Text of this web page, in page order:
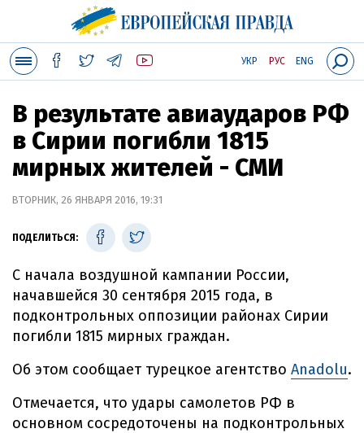
УКР РУС ENG
В результате авиаударов РФ
в Сирии погибли 1815
мирных жителей - СМИ
ВТОРНИК, 26 ЯНВАРЯ 2016, 19:31
ПОДЕЛИТЬСЯ:
С начала воздушной кампании России,
начавшейся 30 сентября 2015 года, в
подконтрольных оппозиции районах Сирии
погибли 1815 мирных граждан.
Об этом сообщает турецкое агентство Anadolu.
Отмечается, что удары самолетов РФ в
основном сосредоточены на подконтрольных